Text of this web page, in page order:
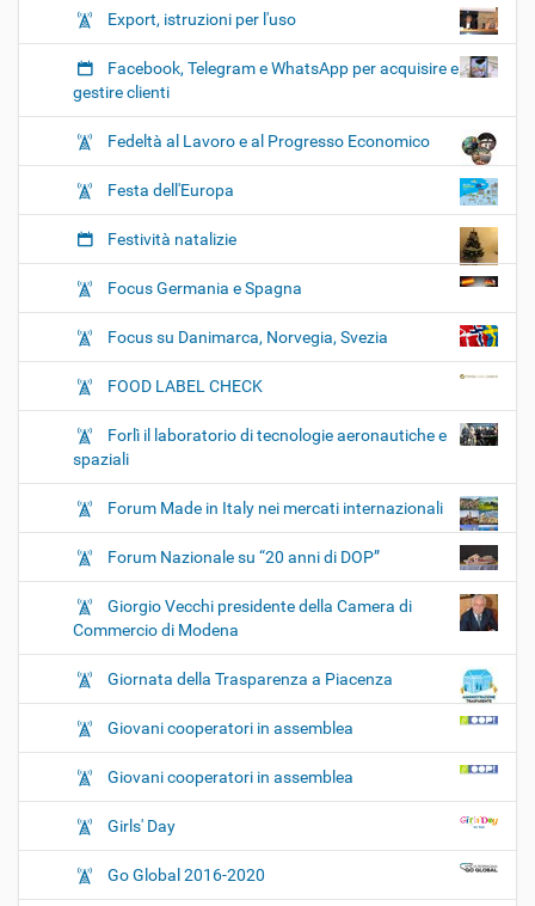
Export, istruzioni per l'uso
Facebook, Telegram e WhatsApp per acquisire e
gestire clienti
Fedeltà al Lavoro e al Progresso Economico
Festa dell'Europa
Festività natalizie
Focus Germania e Spagna
Focus su Danimarca, Norvegia, Svezia
FOOD LABEL CHECK
Forlì il laboratorio di tecnologie aeronautiche e
spaziali
Forum Made in Italy nei mercati internazionali
Forum Nazionale su “20 anni di DOP”
Giorgio Vecchi presidente della Camera di
Commercio di Modena
Giornata della Trasparenza a Piacenza
Giovani cooperatori in assemblea
Giovani cooperatori in assemblea
Girls' Day
Go Global 2016-2020